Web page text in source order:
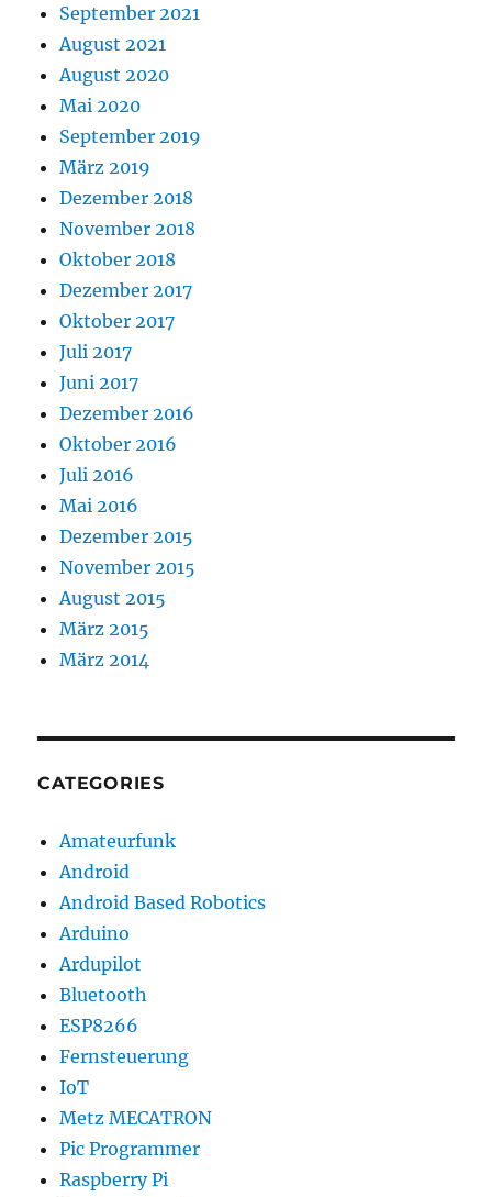
September 2021
August 2021
August 2020
Mai 2020
September 2019
März 2019
Dezember 2018
November 2018
Oktober 2018
Dezember 2017
Oktober 2017
Juli 2017
Juni 2017
Dezember 2016
Oktober 2016
Juli 2016
Mai 2016
Dezember 2015
November 2015
August 2015
März 2015
März 2014
CATEGORIES
Amateurfunk
Android
Android Based Robotics
Arduino
Ardupilot
Bluetooth
ESP8266
Fernsteuerung
IoT
Metz MECATRON
Pic Programmer
Raspberry Pi